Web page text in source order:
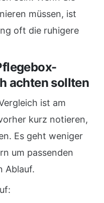
müssen, ist
oft die ruhigere
achten sollten
ist am
kurz notieren,
Es geht weniger
um passenden
Ablauf.